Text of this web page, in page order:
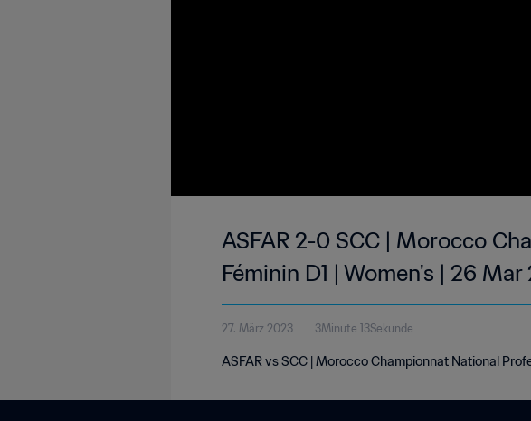
ASFAR 2-0 SCC | Morocco
Féminin D1 | Women's | 26
27. März 2023 3Minute 13Sekunde
ASFAR vs SCC | Morocco Championnat National